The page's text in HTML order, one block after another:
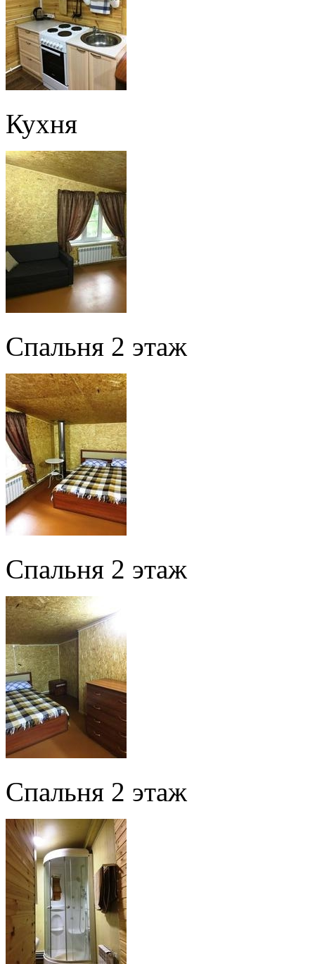
Кухня
Спальня 2 этаж
Спальня 2 этаж
Спальня 2 этаж